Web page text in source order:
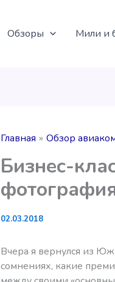
Обзоры Мили и
Главная Обзор
Бизнес-
02.03.2018
Вчера я вернулся из
сомнениях, какие